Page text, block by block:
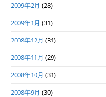
2009年2月 (28)
2009年1月 (31)
2008年12月 (31)
2008年11月 (29)
2008年10月 (31)
2008年9月 (30)